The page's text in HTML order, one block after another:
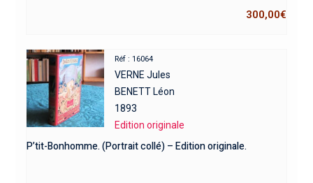
300,00€
Réf : 16064
VERNE Jules
BENETT Léon
1893
Edition originale
P’tit-Bonhomme. (Portrait collé) – Edition originale.